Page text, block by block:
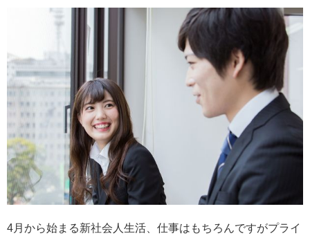
4月から始まる新社会人生活、仕事はもちろんですがプライ